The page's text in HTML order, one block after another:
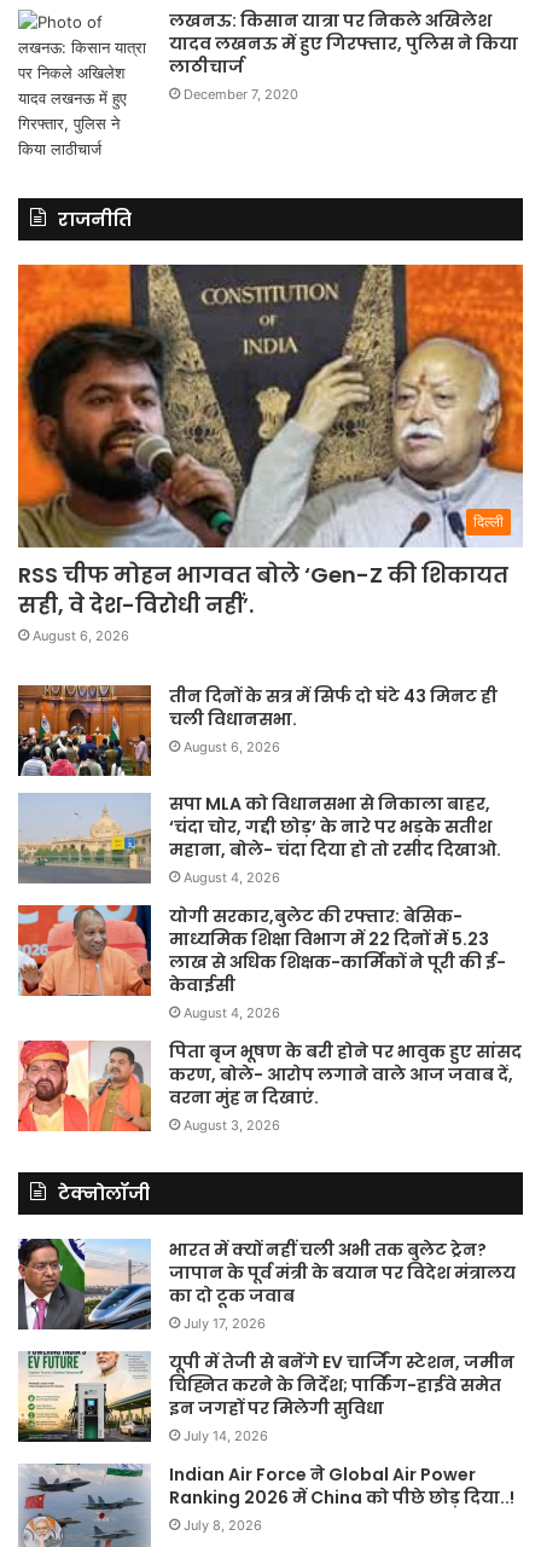
लखनऊ: किसान यात्रा पर निकले अखिलेश
यादव लखनऊ में हुए गिरफ्तार, पुलिस ने किया
लाठीचार्ज
December 7, 2020
राजनीति
दिल्ली
RSS चीफ मोहन भागवत बोले ‘Gen-Z की शिकायत
सही, वे देश-विरोधी नहीं’.
August 6, 2026
तीन दिनों के सत्र में सिर्फ दो घंटे 43 मिनट ही
चली विधानसभा.
August 6, 2026
सपा MLA को विधानसभा से निकाला बाहर,
‘चंदा चोर, गद्दी छोड़’ के नारे पर भड़के सतीश
महाना, बोले- चंदा दिया हो तो रसीद दिखाओ.
August 4, 2026
योगी सरकार,बुलेट की रफ्तार: बेसिक-
माध्यमिक शिक्षा विभाग में 22 दिनों में 5.23
लाख से अधिक शिक्षक-कार्मिकों ने पूरी की ई-
केवाईसी
August 4, 2026
पिता बृज भूषण के बरी होने पर भावुक हुए सांसद
करण, बोले- आरोप लगाने वाले आज जवाब दें,
वरना मुंह न दिखाएं.
August 3, 2026
टेक्नोलॉजी
भारत में क्यों नहीं चली अभी तक बुलेट ट्रेन?
जापान के पूर्व मंत्री के बयान पर विदेश मंत्रालय
का दो टूक जवाब
July 17, 2026
यूपी में तेजी से बनेंगे EV चार्जिंग स्टेशन, जमीन
चिह्नित करने के निर्देश; पार्किंग-हाईवे समेत
इन जगहों पर मिलेगी सुविधा
July 14, 2026
Indian Air Force ने Global Air Power
Ranking 2026 में China को पीछे छोड़ दिया..!
July 8, 2026